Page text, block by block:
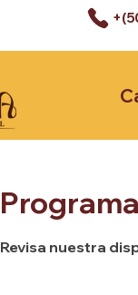
Revisa nuestra